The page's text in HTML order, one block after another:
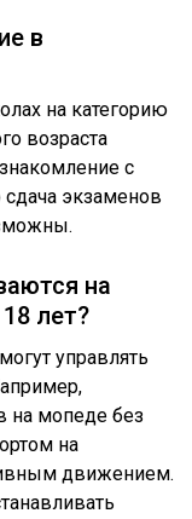
в
на категорию
возраста
с
экзаменов
на
лет?
управлять
на мопеде без
на
движением.